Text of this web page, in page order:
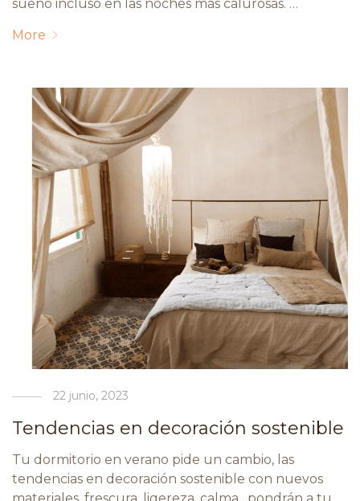
sueño incluso en las noches más calurosas. …
More
22 junio, 2023
Tendencias en decoración sostenible
Tu dormitorio en verano pide un cambio, las
tendencias en decoración sostenible con nuevos